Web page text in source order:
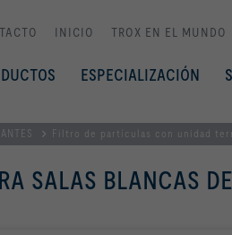
INICIO TROX EN EL MUNDO
ESPECIALIZACIÓN
Filtro de partículas con unidad
SALAS BLANCAS